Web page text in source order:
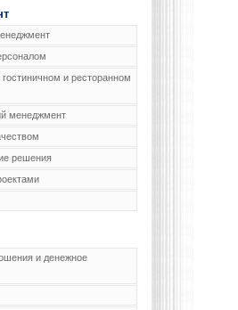
и ресторанном
менеджмент
решения
и денежное